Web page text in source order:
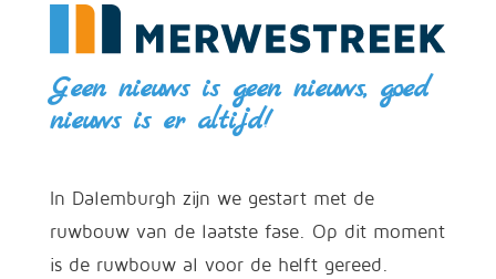
Geen nieuws is geen nieuws, goed
nieuws is er altijd!
In Dalemburgh zijn we gestart met de
ruwbouw van de laatste fase. Op dit moment
is de ruwbouw al voor de helft gereed.